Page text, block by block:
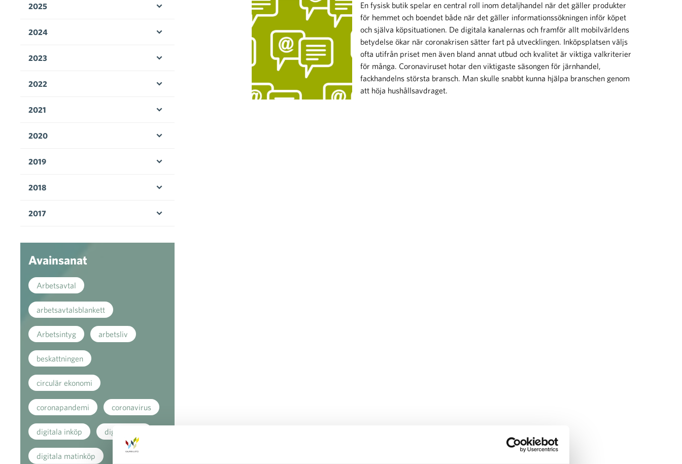
En fysisk butik spelar en central roll inom detaljhandel när det gäller produkter
för hemmet och boendet både när det gäller informationssökningen inför köpet
och själva köpsituationen. De digitala kanalernas och framför allt mobilvärldens
betydelse ökar när coronakrisen sätter fart på utvecklingen. Inköpsplatsen väljs
ofta utifrån priset men även bland annat utbud och kvalitet är viktiga valkriterier
för många. Coronaviruset hotar den viktigaste säsongen för järnhandel,
fackhandelns största bransch. Man skulle snabbt kunna hjälpa branschen genom
att höja hushållsavdraget.
2025
2024
2023
2022
2021
2020
2019
2018
2017
Avainsanat
Arbetsavtal
arbetsavtalsblankett
Arbetsintyg arbetsliv
beskattningen
circulär ekonomi
coronapandemi coronavirus
digitala inköp digitala köp
digitala matinköp